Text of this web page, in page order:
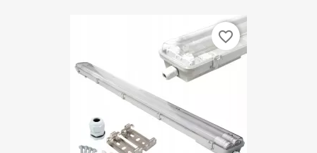
favorite_border